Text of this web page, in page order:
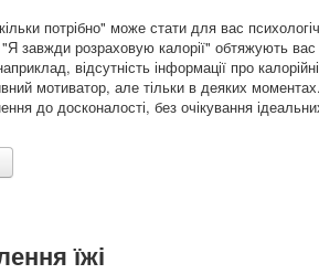
потрібно" може стати для вас
завжди розраховую калорії" обтяжують
відсутність інформації про
мотиватор, але тільки в деяких
до досконалості, без очікування
їжі